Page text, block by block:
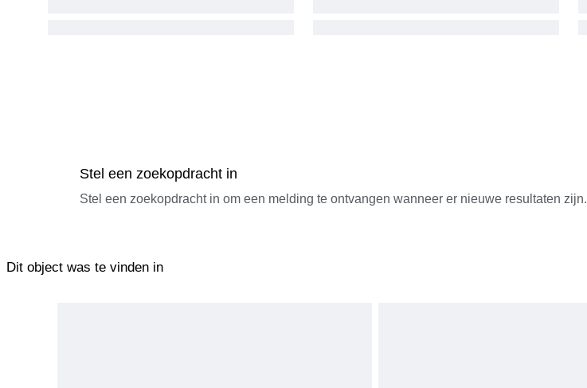
Stel een zoekopdracht in
Stel een zoekopdracht in om een melding te ontvangen wanneer er nieuwe resultaten zijn.
Dit object was te vinden in